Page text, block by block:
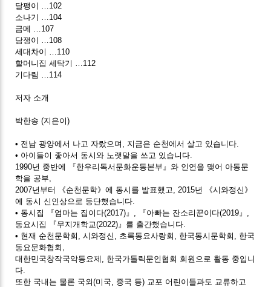
달팽이 …102
소나기 …104
금메 …107
담쟁이 …108
세대차이 …110
할머니집 세탁기 …112
기다림 …114
저자 소개
박한송 (지은이)
• 전남 광양에서 나고 자랐으며, 지금은 순천에서 살고 있습니다.
• 아이들이 좋아서 동시와 노랫말을 쓰고 있습니다.
1990년 중반에 『한우리독서문화운동본부』와 인연을 맺어 아동문
학을 공부,
2007년부터 《순천문학》에 동시를 발표했고, 2015년 《시와정신》
에 동시 신인상으로 등단했습니다.
• 동시집 『엄마는 집이다(2017)』, 『아빠는 잔소리꾼이다(2019』,
동요시집 『무지개학교(2022)』를 출간했습니다.
• 현재 순천문학회, 시와정신, 초록동요사랑회, 한국동시문학회, 한국
동요문화협회,
대한민국창작국악동요제, 한국가톨릭문인협회 회원으로 활동 중입니
다.
또한 국내는 물론 국외(미국, 중국 등) 교포 어린이들과도 교류하고